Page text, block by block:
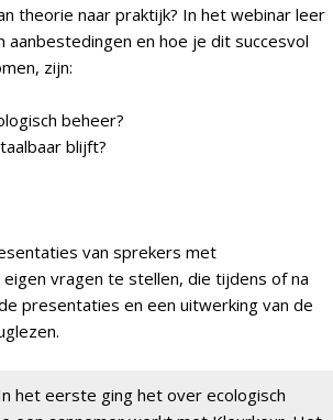
theorie naar praktijk? In het webinar leer
en hoe je dit succesvol
zijn:
beheer?
blijft?
van sprekers met
vragen te stellen, die tijdens of na
presentaties en een uitwerking van de
het eerste ging het over ecologisch